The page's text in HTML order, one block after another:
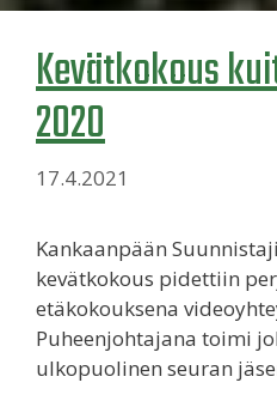
Kevätkokous
2020
17.4.2021
Kankaanpään
kevätkokous pidettiin
etäkokouksena
Puheenjohtajana toimi
ulkopuolinen seuran